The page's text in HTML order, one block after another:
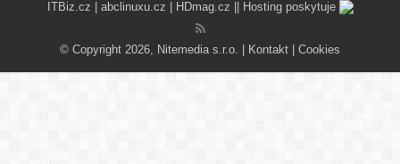
ITBiz.cz abclinuxu.cz HDmag.cz || Hosting poskytuje
© Copyright 2026, Nitemedia s.r.o. | Kontakt Cookies